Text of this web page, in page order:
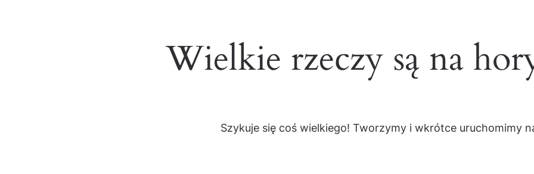
Wielkie rzeczy są na
Szykuje się coś wielkiego! Tworzymy i wkrótce uruchomimy